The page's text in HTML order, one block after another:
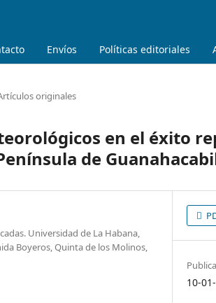
Envíos Políticas editoriales
originales
en el éxito
de
Universidad de La Habana,
Boyeros, Quinta de los Molinos,
10-